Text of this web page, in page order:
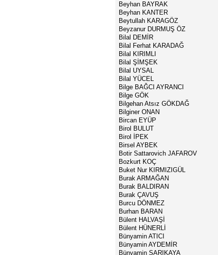
Beyhan BAYRAK
Beyhan KANTER
Beytullah KARAGÖZ
Beyzanur DURMUŞ ÖZ
Bilal DEMİR
Bilal Ferhat KARADAĞ
Bilal KIRIMLI
Bilal ŞİMŞEK
Bilal UYSAL
Bilal YÜCEL
Bilge BAĞCI AYRANCI
Bilge GÖK
Bilgehan Atsız GÖKDAĞ
Bilginer ONAN
Bircan EYÜP
Birol BULUT
Birol İPEK
Birsel AYBEK
Botir Sattarovich JAFAROV
Bozkurt KOÇ
Buket Nur KIRMIZIGÜL
Burak ARMAĞAN
Burak BALDIRAN
Burak ÇAVUŞ
Burcu DÖNMEZ
Burhan BARAN
Bülent HALVAŞİ
Bülent HÜNERLİ
Bünyamin ATICI
Bünyamin AYDEMİR
Bünyamin SARIKAYA